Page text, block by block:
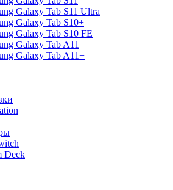
Galaxy Tab S11 Ultra
Galaxy Tab S10+
Galaxy Tab S10 FE
Galaxy Tab A11
Galaxy Tab A11+
Deck